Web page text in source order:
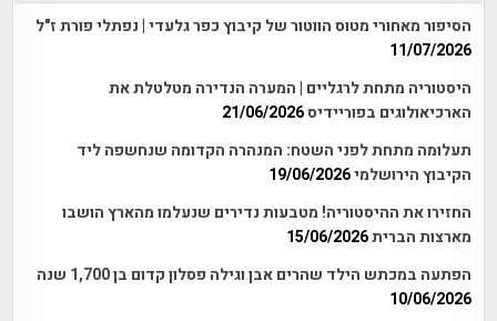
הסיפור מאחורי מטוס הווטור של קיבוץ כפר גלעדי | נפתלי פורת ז"ל
11/07/2026
היסטוריה מתחת לרגליים | המערה הנדירה מטלטלת את
הארכיאולוגים בפוריידיס21/06/2026
תעלומה מתחת לפני השטח: המנהרה הקדומה שנחשפה ליד
הקיבוץ הירושלמי19/06/2026
החזירו את ההיסטוריה! מטבעות נדירים שנעלמו מהארץ הושבו
מארצות הברית15/06/2026
הפתעה במכתש הילד שהרים אבן וגילה פסלון קדום בן 1,700 שנה
10/06/2026